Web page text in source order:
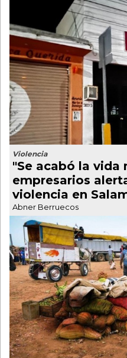
Violencia
"Se acabó la vida
empresarios
violencia en
Abner Berruecos